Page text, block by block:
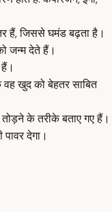
हैं, जिससे घमंड बढ़ता है।
जन्म देते हैं।
वह खुद को बेहतर साबित
के तरीके बताए गए हैं।
देगा।